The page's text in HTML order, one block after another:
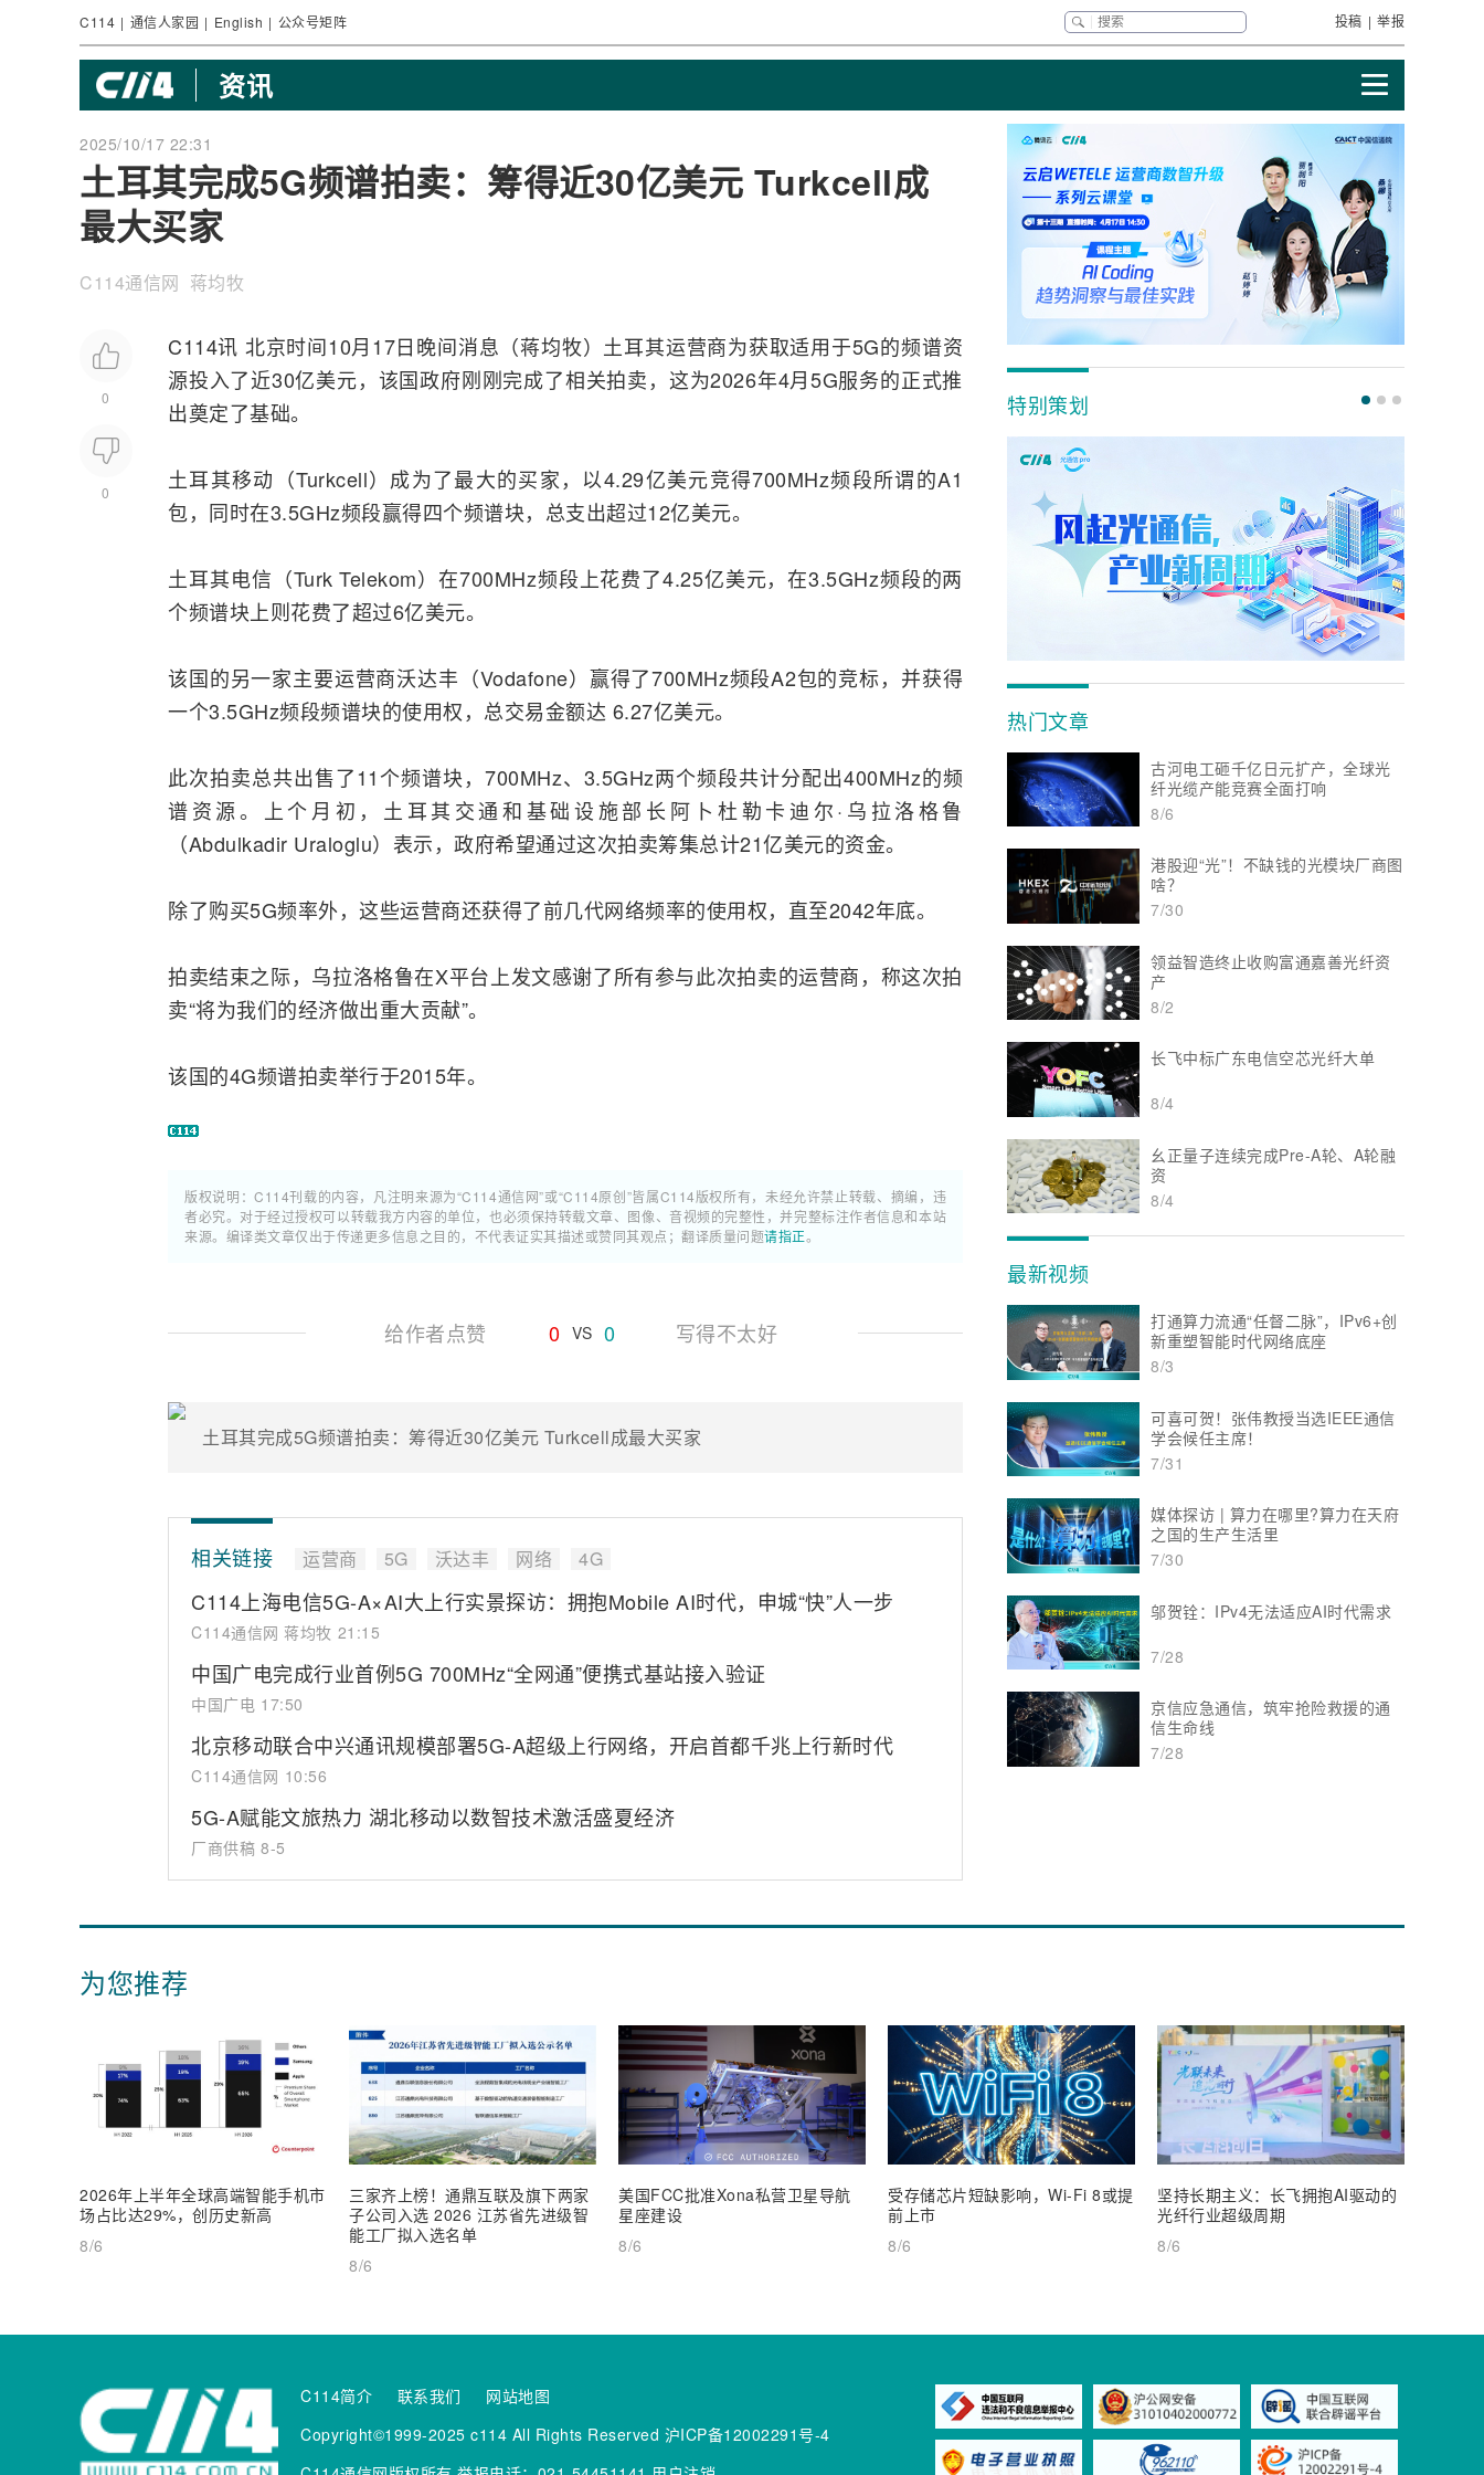
C114 | 通信人家园 | English | 公众号矩阵 投稿 | 举报
资讯
2025/10/17 22:31
土耳其完成5G频谱拍卖：筹得近30亿美元 Turkcell成
最大买家
C114通信网 蒋均牧
0
0
C114讯 北京时间10月17日晚间消息（蒋均牧）土耳其运营商为获取适用于5G的频谱资
源投入了近30亿美元，该国政府刚刚完成了相关拍卖，这为2026年4月5G服务的正式推
出奠定了基础。
土耳其移动（Turkcell）成为了最大的买家，以4.29亿美元竞得700MHz频段所谓的A1
包，同时在3.5GHz频段赢得四个频谱块，总支出超过12亿美元。
土耳其电信（Turk Telekom）在700MHz频段上花费了4.25亿美元，在3.5GHz频段的两
个频谱块上则花费了超过6亿美元。
该国的另一家主要运营商沃达丰 （Vodafone）赢得了700MHz频段A2包的竞标，并获得
一个3.5GHz频段频谱块的使用权，总交易金额达 6.27亿美元。
此次拍卖总共出售了11个频谱块，700MHz、3.5GHz两个频段共计分配出400MHz的频
谱资源。上个月初，土耳其交通和基础设施部长阿卜杜勒卡迪尔·乌拉洛格鲁
（Abdulkadir Uraloglu）表示，政府希望通过这次拍卖筹集总计21亿美元的资金。
除了购买5G频率外，这些运营商还获得了前几代网络频率的使用权，直至2042年底。
拍卖结束之际，乌拉洛格鲁在X平台上发文感谢了所有参与此次拍卖的运营商，称这次拍
卖“将为我们的经济做出重大贡献”。
该国的4G频谱拍卖举行于2015年。
版权说明：C114刊载的内容，凡注明来源为“C114通信网”或“C114原创”皆属C114版权所有，未经允许禁止转载、摘编，违
者必究。对于经过授权可以转载我方内容的单位，也必须保持转载文章、图像、音视频的完整性，并完整标注作者信息和本站
来源。编译类文章仅出于传递更多信息之目的，不代表证实其描述或赞同其观点；翻译质量问题请指正。
给作者点赞 0 VS 0 写得不太好
土耳其完成5G频谱拍卖：筹得近30亿美元 Turkcell成最大买家
相关链接 运营商 5G 沃达丰 网络 4G
C114上海电信5G-A×AI大上行实景探访：拥抱Mobile AI时代，申城“快”人一步
C114通信网 蒋均牧 21:15
中国广电完成行业首例5G 700MHz“全网通”便携式基站接入验证
中国广电 17:50
北京移动联合中兴通讯规模部署5G-A超级上行网络，开启首都千兆上行新时代
C114通信网 10:56
5G-A赋能文旅热力 湖北移动以数智技术激活盛夏经济
厂商供稿 8-5
特别策划
热门文章
古河电工砸千亿日元扩产，全球光
纤光缆产能竞赛全面打响
8/6
港股迎“光”！不缺钱的光模块厂商图
啥？
7/30
领益智造终止收购富通嘉善光纤资
产
8/2
长飞中标广东电信空芯光纤大单
8/4
幺正量子连续完成Pre-A轮、A轮融
资
8/4
最新视频
打通算力流通“任督二脉”，IPv6+创
新重塑智能时代网络底座
8/3
可喜可贺！张伟教授当选IEEE通信
学会候任主席！
7/31
媒体探访 | 算力在哪里?算力在天府
之国的生产生活里
7/30
邬贺铨：IPv4无法适应AI时代需求
7/28
京信应急通信，筑牢抢险救援的通
信生命线
7/28
为您推荐
2026年上半年全球高端智能手机市
场占比达29%，创历史新高
8/6
三家齐上榜！通鼎互联及旗下两家
子公司入选 2026 江苏省先进级智
能工厂拟入选名单
8/6
美国FCC批准Xona私营卫星导航
星座建设
8/6
受存储芯片短缺影响，Wi-Fi 8或提
前上市
8/6
坚持长期主义：长飞拥抱AI驱动的
光纤行业超级周期
8/6
C114简介 联系我们
网站地图
Copyright©1999-2025 c114 All Rights Reserved 沪ICP备12002291号-4